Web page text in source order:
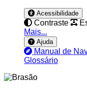
Acessibilidade
Contraste
Mais...
Ajuda
Manual de
Glossário